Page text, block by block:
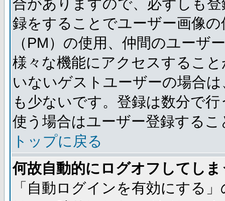
合がありますので、必ずしも
録をすることでユーザー画像
（PM）の使用、仲間のユーザ
様々な機能にアクセスするこ
いないゲストユーザーの場合
も少ないです。登録は数分で
使う場合はユーザー登録する
トップに戻る
何故自動的にログオフしてし
「自動ログインを有効にする